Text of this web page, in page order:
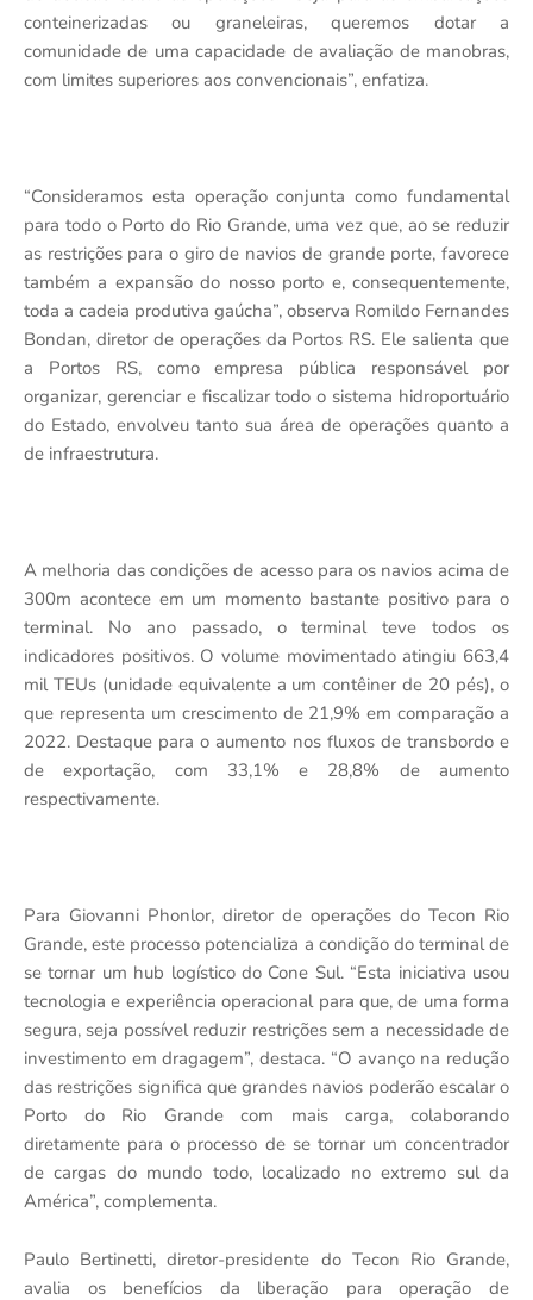
conteinerizadas ou graneleiras, queremos dotar a
comunidade de uma capacidade de avaliação de manobras,
com limites superiores aos convencionais”, enfatiza.
“Consideramos esta operação conjunta como fundamental
para todo o Porto do Rio Grande, uma vez que, ao se reduzir
as restrições para o giro de navios de grande porte, favorece
também a expansão do nosso porto e, consequentemente,
toda a cadeia produtiva gaúcha”, observa Romildo Fernandes
Bondan, diretor de operações da Portos RS. Ele salienta que
a Portos RS, como empresa pública responsável por
organizar, gerenciar e fiscalizar todo o sistema hidroportuário
do Estado, envolveu tanto sua área de operações quanto a
de infraestrutura.
A melhoria das condições de acesso para os navios acima de
300m acontece em um momento bastante positivo para o
terminal. No ano passado, o terminal teve todos os
indicadores positivos. O volume movimentado atingiu 663,4
mil TEUs (unidade equivalente a um contêiner de 20 pés), o
que representa um crescimento de 21,9% em comparação a
2022. Destaque para o aumento nos fluxos de transbordo e
de exportação, com 33,1% e 28,8% de aumento
respectivamente.
Para Giovanni Phonlor, diretor de operações do Tecon Rio
Grande, este processo potencializa a condição do terminal de
se tornar um hub logístico do Cone Sul. “Esta iniciativa usou
tecnologia e experiência operacional para que, de uma forma
segura, seja possível reduzir restrições sem a necessidade de
investimento em dragagem”, destaca. “O avanço na redução
das restrições significa que grandes navios poderão escalar o
Porto do Rio Grande com mais carga, colaborando
diretamente para o processo de se tornar um concentrador
de cargas do mundo todo, localizado no extremo sul da
América”, complementa.
Paulo Bertinetti, diretor-presidente do Tecon Rio Grande,
avalia os benefícios da liberação para operação de